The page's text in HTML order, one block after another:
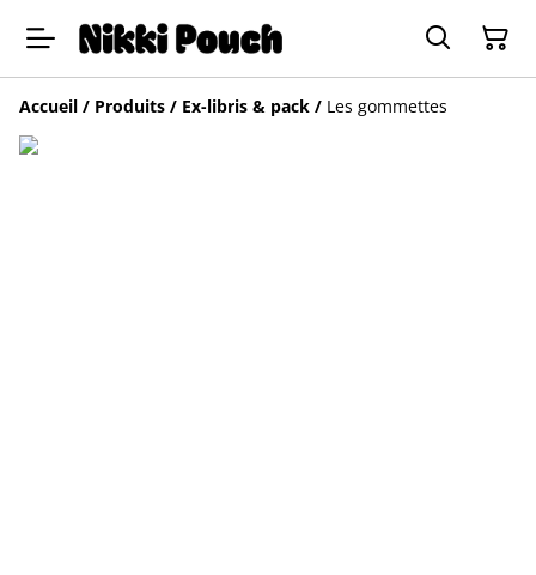
Accueil / Produits / Ex-libris & pack / Les gommettes